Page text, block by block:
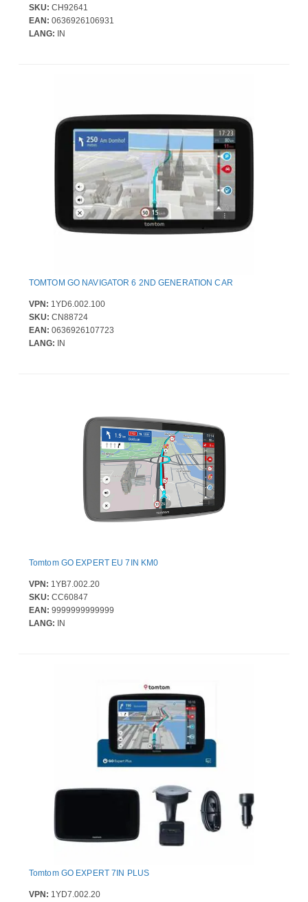
SKU: CH92641
EAN: 0636926106931
LANG: IN
TOMTOM GO NAVIGATOR 6 2ND GENERATION CAR
VPN: 1YD6.002.100
SKU: CN88724
EAN: 0636926107723
LANG: IN
Tomtom GO EXPERT EU 7IN KM0
VPN: 1YB7.002.20
SKU: CC60847
EAN: 9999999999999
LANG: IN
Tomtom GO EXPERT 7IN PLUS
VPN: 1YD7.002.20